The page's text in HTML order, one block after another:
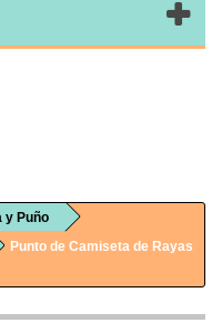
y Puño
Punto de Camiseta de Rayas